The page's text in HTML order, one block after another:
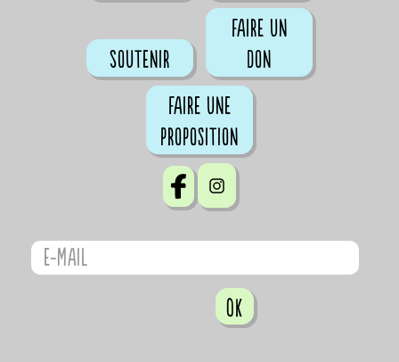
Soutenir
Faire un
don
Faire une
proposition
OK